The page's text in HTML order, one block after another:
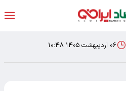
۰۶ اردیبهشت ۱۴۰۵ ۱۰:۴۸